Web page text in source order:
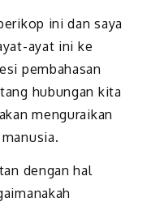
ini dan saya
ayat ini ke
pembahasan
hubungan kita
menguraikan
dengan hal